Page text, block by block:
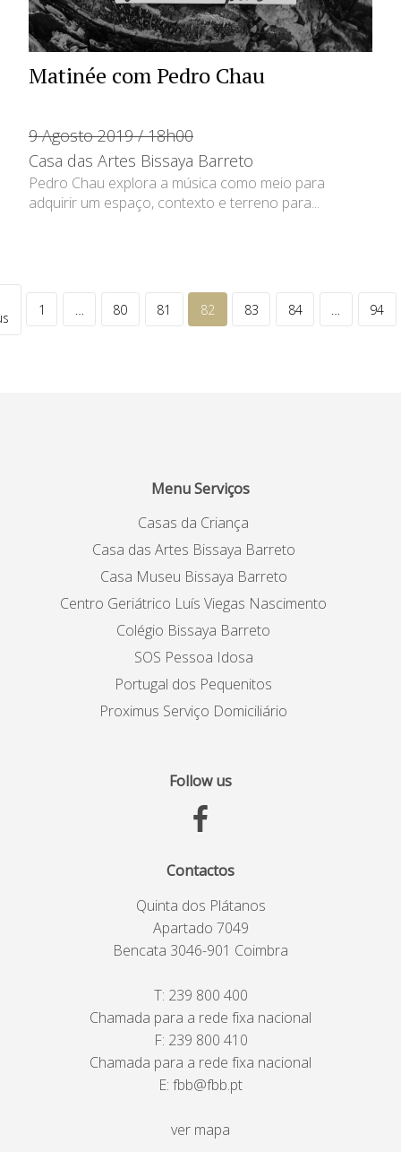
Matinée com Pedro Chau
9 Agosto 2019 / 18h00
Casa das Artes Bissaya Barreto
Pedro Chau explora a música como meio para
adquirir um espaço, contexto e terreno para...
1 80 81 82 83 84 94
Menu Serviços
Casas da Criança
Casa das Artes Bissaya Barreto
Casa Museu Bissaya Barreto
Centro Geriátrico Luís Viegas Nascimento
Colégio Bissaya Barreto
SOS Pessoa Idosa
Portugal dos Pequenitos
Proximus Serviço Domiciliário
Follow us
Contactos
Quinta dos Plátanos
Apartado 7049
Bencata 3046-901 Coimbra
T: 239 800 400
Chamada para a rede fixa nacional
F: 239 800 410
Chamada para a rede fixa nacional
E: fbb@fbb.pt
ver mapa